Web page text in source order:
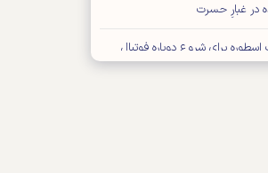
در غبارِ حسرت
اسطوره برای شروع دوباره فوتبال